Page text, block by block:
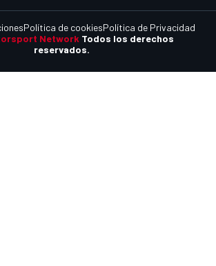
Network Todos los derechos
reservados.
Política de cookiesPolítica de Privacidad